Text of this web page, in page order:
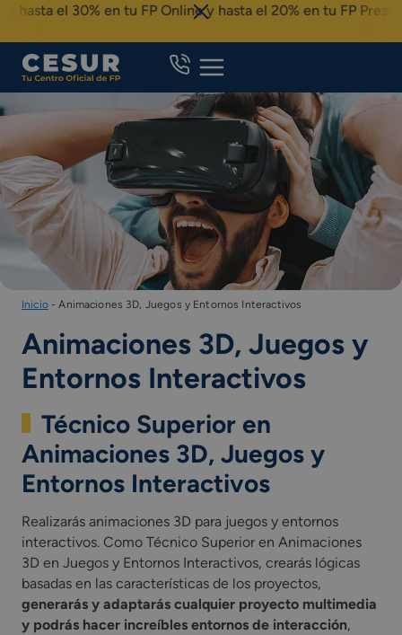
Saltar
contenido
en tu FP Online y hasta el 20% en tu FP Presencial
Inicio-Animaciones 3D, Juegos y Entornos Interactivos
Animaciones 3D, Juegos y
Entornos Interactivos
Técnico Superior en
Animaciones 3D, Juegos y
Entornos Interactivos
Realizarás animaciones 3D para juegos y entornos
interactivos. Como Técnico Superior en Animaciones
3D en Juegos y Entornos Interactivos, crearás lógicas
basadas en las características de los proyectos,
generarás y adaptarás cualquier proyecto multimedia
y podrás hacer increíbles entornos de interacción,